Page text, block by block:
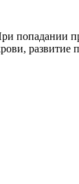
попадании
развитие